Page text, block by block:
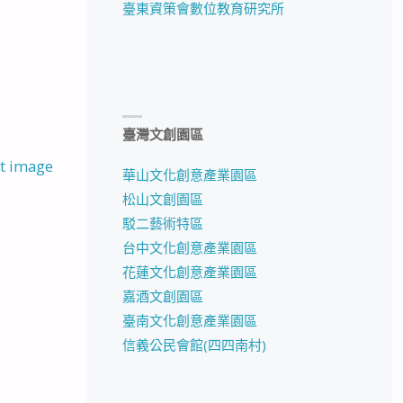
image
臺東資策會數位教育研究所
臺灣文創園區
華山文化創意產業園區
松山文創園區
駁二藝術特區
台中文化創意產業園區
花蓮文化創意產業園區
嘉酒文創園區
臺南文化創意產業園區
信義公民會館(四四南村)